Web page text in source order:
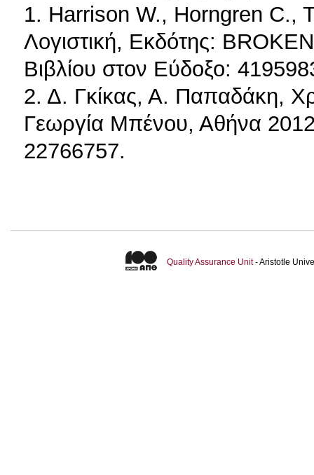
1. Harrison W., Horngren C.,
Λογιστική, Εκδότης:
Βιβλίου στον Εύδοξο:
2. Δ. Γκίκας, Α. Παπαδάκη,
Γεωργία Μπένου, Αθήνα
22766757.
Quality Assurance Unit- Aristotle